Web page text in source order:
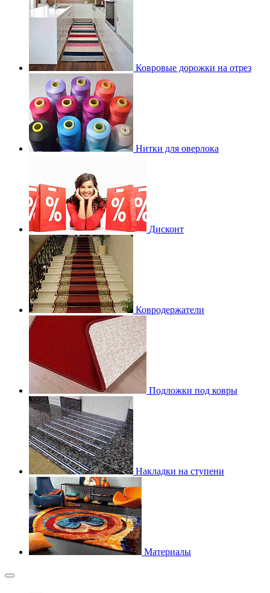
Ковровые дорожки на отрез
Нитки для оверлока
Дисконт
Ковродержатели
Подложки под ковры
Накладки на ступени
Материалы